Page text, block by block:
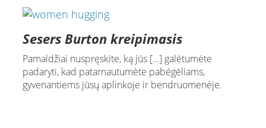
Sesers Burton kreipimasis
Pamaldžiai nuspręskite, ką jūs […] galėtumėte
padaryti, kad patarnautumėte pabėgėliams,
gyvenantiems jūsų aplinkoje ir bendruomenėje.